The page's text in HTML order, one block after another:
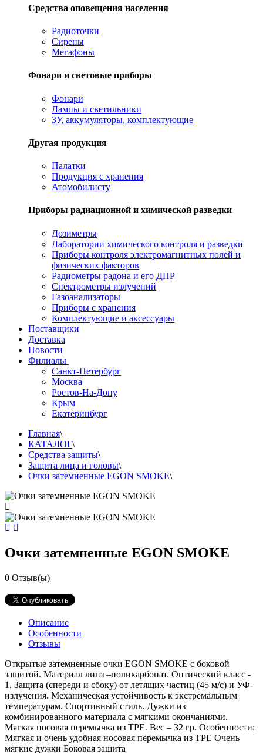
Средства оповещения населения
Радиоточки
Сирены
Мегафоны
Фонари и световые приборы
Фонари
Лампы и светильники
ЗУ, аккумуляторы, комплектующие
Другая продукция
Палатки
Продукция с хранения
Атомобилисту
Приборы радиационной и химической разведки
Дозиметры
Лаборатории химического контроля и разведки
Приборы контроля электромагнитных полей и
физических факторов
Радиометры радона и его ДПР
Спектрометры излучений
Газоанализаторы
Приборы с хранения
Комплектующие и аксессуары
Поставщики
Доставка
Новости
Филиалы
Санкт-Петербург
Москва
Ростов-На-Дону
Крым
Екатеринбург
Главная\
КАТАЛОГ\
Средства защиты\
Защита лица и головы\
Очки затемненные EGON SMOKE\
Очки затемненные EGON SMOKE
0 Отзыв(ы)
Описание
Особенности
Отзывы
Открытые затемненные очки EGON SMOKE с боковой
защитой. Материал линз –поликарбонат. Оптический класс -
1. Защита (спереди и сбоку) от летящих частиц (45 м/с) и УФ-
излучения. Механическая устойчивость к экстремальным
температурам. Спортивный стиль. Дужки из
комбинированного материала с мягкими окончаниями.
Мягкая носовая перемычка из TPE. Вес – 32 гр. Особенности:
Мягкая и очень удобная носовая перемычка из TPE Очень
мягкие дужки Боковая защита